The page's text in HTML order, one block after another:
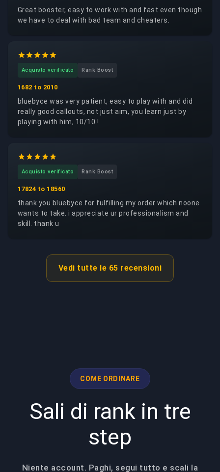
Great booster, easy to work with and fast even though
we have to deal with bad team and cheaters.
Acquisto verificato Rank Boost
1682 to 2010
bluebyce was very patient, easy to play with and did
really good callouts, not just aim, you learn just by
playing with him, 10/10 !
Acquisto verificato Rank Boost
17824 to 18560
thank you bluebyce for fulfilling my order which noone
wants to take. i appreciate ur professionalism and
skill. thank u
Vedi tutte le 65 recensioni
COME ORDINARE
Sali di rank in tre
step
Niente account. Paghi, segui tutto e scali la